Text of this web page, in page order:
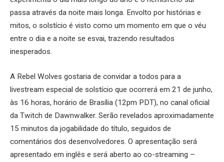
passa através da noite mais longa. Envolto por histórias e
mitos, o solstício é visto como um momento em que o véu
entre o dia e a noite se esvai, trazendo resultados
inesperados.
A Rebel Wolves gostaria de convidar a todos para a
livestream especial de solstício que ocorrerá em 21 de junho,
às 16 horas, horário de Brasília (12pm PDT), no canal oficial
da Twitch de Dawnwalker. Serão revelados aproximadamente
15 minutos da jogabilidade do título, seguidos de
comentários dos desenvolvedores. O apresentação será
apresentado em inglês e será aberto ao co-streaming –